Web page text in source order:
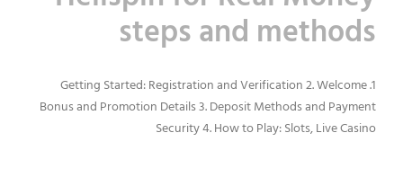
steps and methods
1. Getting Started: Registration and Verification 2. Welcome
Bonus and Promotion Details 3. Deposit Methods and Payment
Security 4. How to Play: Slots, Live Casino